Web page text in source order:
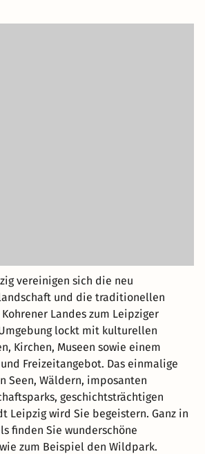
vereinigen sich die neu
und die traditionellen
Landes zum Leipziger
lockt mit kulturellen
Kirchen, Museen sowie einem
Freizeitangebot. Das einmalige
Seen, Wäldern, imposanten
geschichtsträchtigen
Leipzig wird Sie begeistern. Ganz in
finden Sie wunderschöne
zum Beispiel den Wildpark.